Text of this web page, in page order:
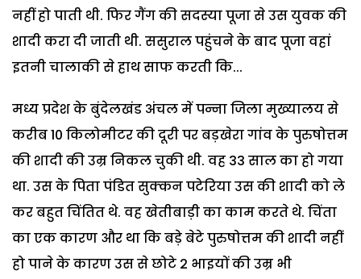
नहीं हो पाती थी. फिर गैंग की सदस्या पूजा से उस युवक की
शादी करा दी जाती थी. ससुराल पहुंचने के बाद पूजा वहां
इतनी चालाकी से हाथ साफ करती कि...
मध्य प्रदेश के बुंदेलखंड अंचल में पन्ना जिला मुख्यालय से
करीब 10 किलोमीटर की दूरी पर बड़खेरा गांव के पुरुषोत्तम
की शादी की उम्र निकल चुकी थी. वह 33 साल का हो गया
था. उस के पिता पंडित सुक्कन पटेरिया उस की शादी को ले
कर बहुत चिंतित थे. वह खेतीबाड़ी का काम करते थे. चिंता
का एक कारण और था कि बड़े बेटे पुरुषोत्तम की शादी नहीं
हो पाने के कारण उस से छोटे 2 भाइयों की उम्र भी